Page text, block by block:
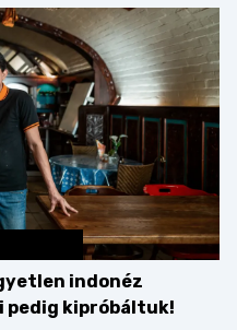
indonéz
pedig kipróbáltuk!